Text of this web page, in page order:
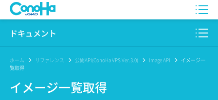
WING
ドキュメント
このサイトについて
プロダクト
ホーム リファレンス 公開API(ConoHa VPS Ver.3.0) Image API
イメージ一
覧取得
イメージ一覧取得